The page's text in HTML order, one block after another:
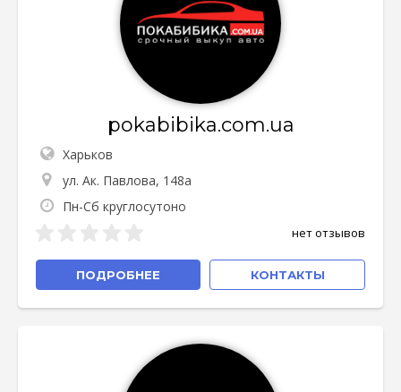
pokabibika.com.ua
Харьков
ул. Ак. Павлова, 148а
Пн-Сб круглосутоно
нет отзывов
ПОДРОБНЕЕ КОНТАКТЫ